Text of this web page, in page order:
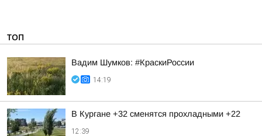
ТОП
Вадим Шумков: #КраскиРоссии
14:19
В Кургане +32 сменятся прохладными +22
12:39